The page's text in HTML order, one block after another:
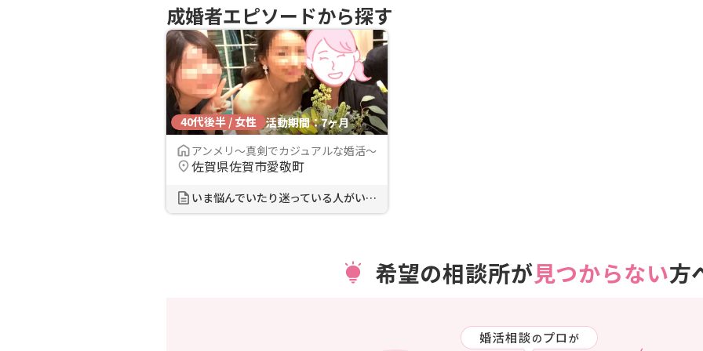
成婚者エピソードから探す
40代後半 / 女性 活動期間：7ヶ月
アンメリ～真剣でカジュアルな婚活～
佐賀県佐賀市愛敬町
いま悩んでいたり迷っている人がいた...
希望の相談所が見つからない方